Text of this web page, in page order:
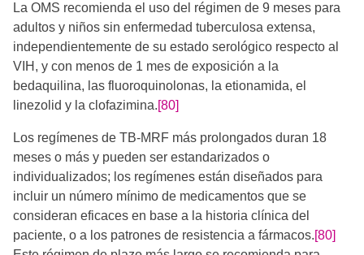
La OMS recomienda el uso del régimen de 9 meses para
adultos y niños sin enfermedad tuberculosa extensa,
independientemente de su estado serológico respecto al
VIH, y con menos de 1 mes de exposición a la
bedaquilina, las fluoroquinolonas, la etionamida, el
linezolid y la clofazimina.[80]
​Los regímenes de TB-MRF más prolongados duran 18
meses o más y pueden ser estandarizados o
individualizados; los regímenes están diseñados para
incluir un número mínimo de medicamentos que se
consideran eficaces en base a la historia clínica del
paciente, o a los patrones de resistencia a fármacos.[80]